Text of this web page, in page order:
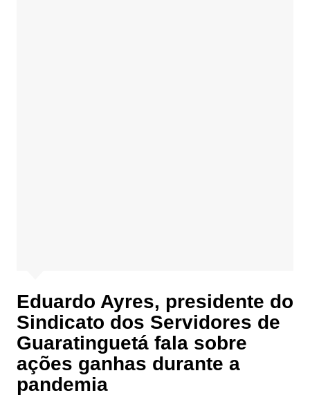
Eduardo Ayres, presidente do
Sindicato dos Servidores de
Guaratinguetá fala sobre
ações ganhas durante a
pandemia